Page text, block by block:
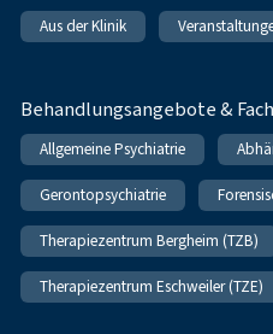
Aus der Klinik
Behandlungsangebote &
Allgemeine Psychiatrie
Gerontopsychiatrie
Therapiezentrum Bergheim (TZB)
Therapiezentrum Eschweiler (TZE)